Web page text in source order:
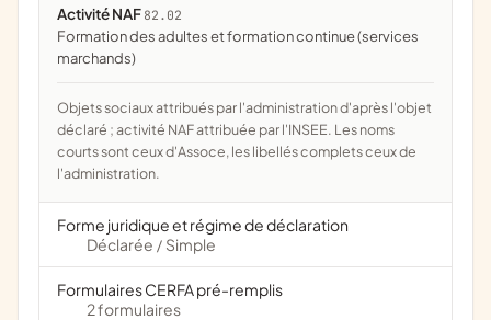
Activité NAF 82.02
Formation des adultes et formation continue (services
marchands)
Objets sociaux attribués par l'administration d'après l'objet
déclaré ; activité NAF attribuée par l'INSEE. Les noms
courts sont ceux d'Assoce, les libellés complets ceux de
l'administration.
Forme juridique et régime de déclaration
Déclarée / Simple
Formulaires CERFA pré-remplis
2 formulaires